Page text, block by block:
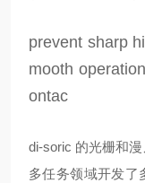
prevent sharp
mooth
ontac
di-soric 的光栅和
多任务领域开发了